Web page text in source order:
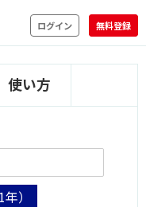
ログイン 無料登録
使い方
）